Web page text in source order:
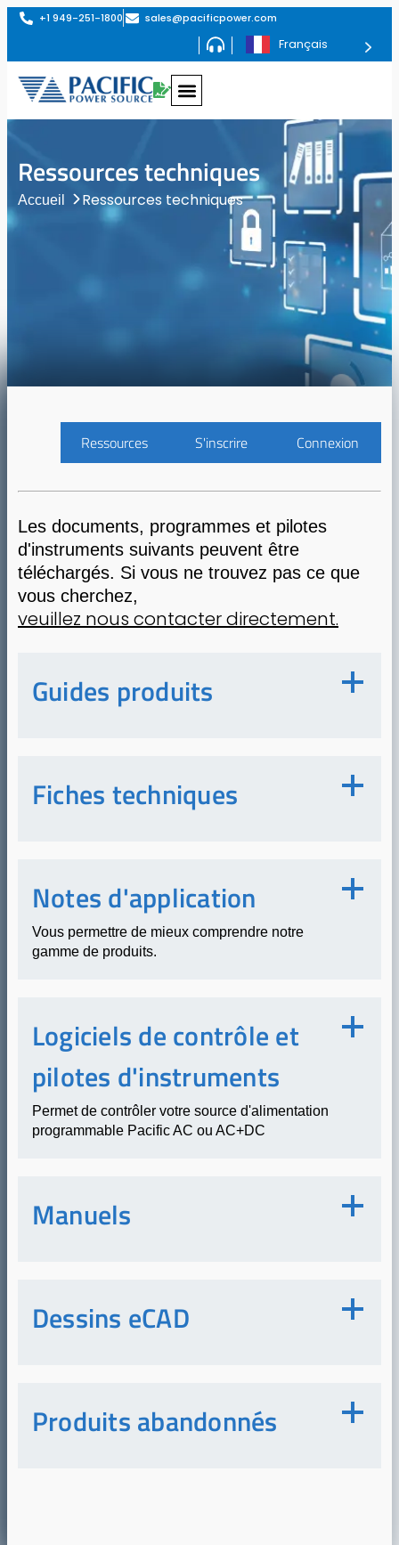
+1 949-251-1800 sales@pacificpower.com
Français
Ressources techniques
Accueil Ressources techniques
Ressources S'inscrire Connexion
Les documents, programmes et pilotes
d'instruments suivants peuvent être
téléchargés. Si vous ne trouvez pas ce que
vous cherchez,
veuillez nous contacter directement.
Guides produits
Fiches techniques
Notes d'application
Vous permettre de mieux comprendre notre
gamme de produits.
Logiciels de contrôle et
pilotes d'instruments
Permet de contrôler votre source d'alimentation
programmable Pacific AC ou AC+DC
Manuels
Dessins eCAD
Produits abandonnés